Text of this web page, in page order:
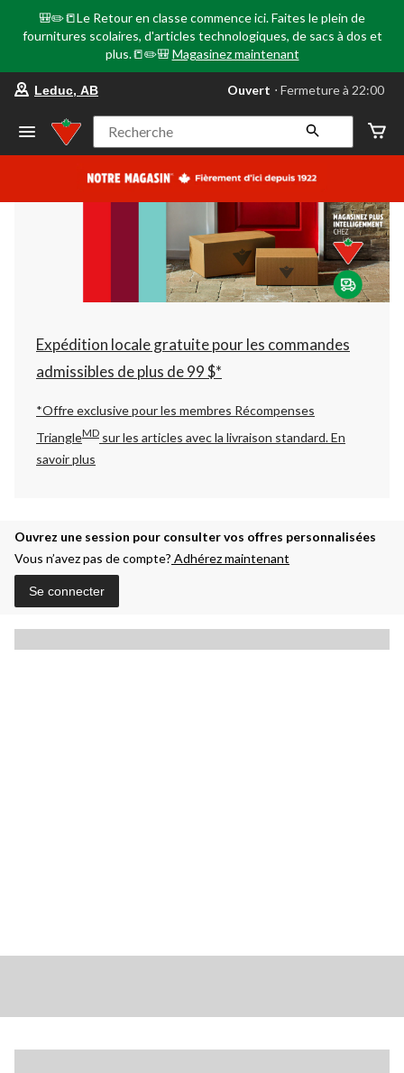
🎒✏️📒Le Retour en classe commence ici. Faites le plein de
fournitures scolaires, d'articles technologiques, de sacs à dos et
plus.📒✏️🎒 Magasinez maintenant
votre
préféré
Leduc,
AB,
courament
Fermeture
à
22:00
cliquer
pour
changer
Leduc, AB Ouvert ⋅ Fermeture à 22:00
Recherche
Expédition locale gratuite pour les commandes
admissibles de plus de 99 $*
*Offre exclusive pour les membres Récompenses
TriangleMD sur les articles avec la livraison standard.En
savoir plus
Ouvrez une session pour consulter vos offres personnalisées
Vous n’avez pas de compte? Adhérez maintenant
Se connecter